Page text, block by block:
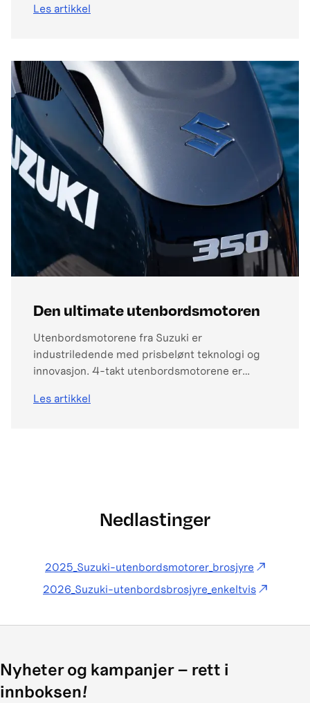
– å nyte turen! I tillegg er utenbordsmotorene
Les artikkel
Den ultimate utenbordsmotoren
Utenbordsmotorene fra Suzuki er
industriledende med prisbelønt teknologi og
innovasjon. 4-takt utenbordsmotorene er
kommer raskere fram. Motorene er enkle å
med finessene til motorene som er kjent som
ultimate utenbordsmotoren.
Les artikkel
Nedlastinger
2025_Suzuki-utenbordsmotorer_brosjyre
2026_Suzuki-utenbordsbrosjyre_enkeltvis
Nyheter og kampanjer – rett i
innboksen!